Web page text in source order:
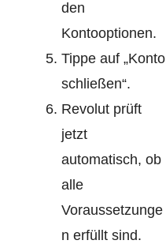
den
Kontooptionen.
Tippe auf „Konto
schließen“.
Revolut prüft
jetzt
automatisch, ob
alle
Voraussetzunge
n erfüllt sind.